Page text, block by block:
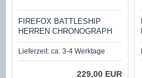
FIREFOX BATTLESHIP
HERREN CHRONOGRAPH
FFS22-115 SCHWARZ/GRÜN
Lieferzeit: ca. 3-4 Werktage
229,00 EUR